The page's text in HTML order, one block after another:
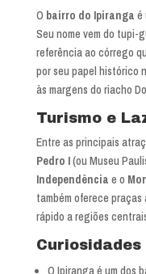
O bairro do Ipiranga é
Seu nome vem do tupi-
referência ao córrego
por seu papel histórico
às margens do riacho
Turismo e
Entre as principais
Pedro I(ou Museu
Independência e o
também oferece
rápido a regiões
Curiosidades
O Ipiranga é um dos